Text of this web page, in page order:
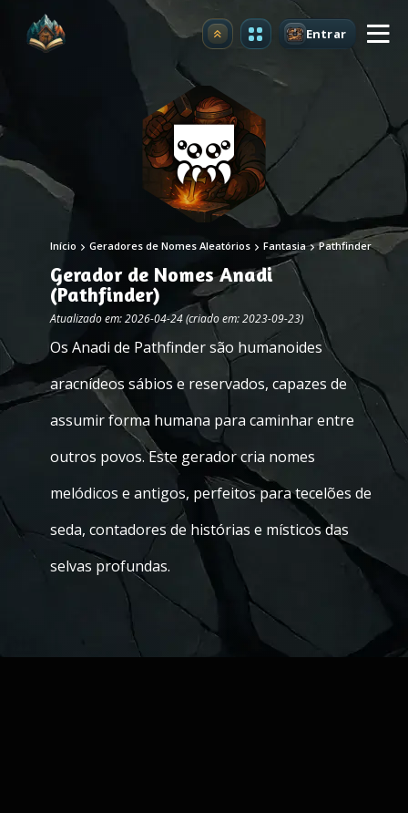
Atualizar Entrar
Início Geradores de Nomes Aleatórios Fantasia Pathfinder
Gerador de Nomes Anadi
(Pathfinder)
Atualizado em: 2026-04-24 (criado em: 2023-09-23)
Os Anadi de Pathfinder são humanoides
aracnídeos sábios e reservados, capazes de
assumir forma humana para caminhar entre
outros povos. Este gerador cria nomes
melódicos e antigos, perfeitos para tecelões de
seda, contadores de histórias e místicos das
selvas profundas.